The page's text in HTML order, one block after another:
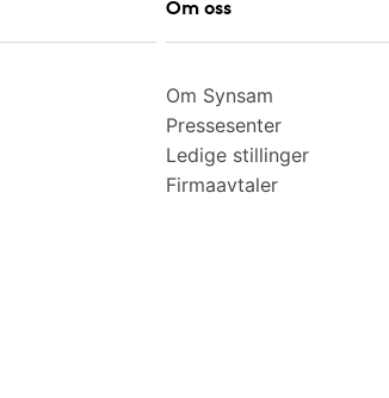
Om oss
Om Synsam
Pressesenter
Ledige stillinger
Firmaavtaler